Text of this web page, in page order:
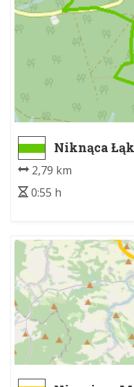
Niknąca
Urwiskiem
2,79 km
0:55 h